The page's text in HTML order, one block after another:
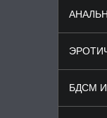
БДСМ